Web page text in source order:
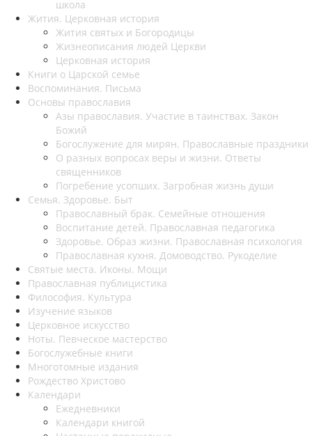
школа
Жития. Церковная история
Жития святых и Богородицы
Жизнеописания людей Церкви
Церковная история
Книги о Царской семье
Воспоминания. Письма
Основы православия
Азы православия. Участие в таинствах. Закон
Божий
Богослужение для мирян. Православные праздники
О разных вопросах веры и жизни. Ответы
священников
Погребение усопших. Загробная жизнь души
Семья. Здоровье. Быт
Православный брак. Семейные отношения
Воспитание детей. Православная педагогика
Здоровье. Образ жизни. Православная психология
Православная кухня. Домоводство. Рукоделие
Святые места. Иконы. Мощи
Православная публицистика
Философия. Культура
Изучение языков
Церковное искусство
Ноты. Певческое мастерство
Богослужебные книги
Многотомные издания
Рождество Христово
Календари
Ежедневники
Календари книгой